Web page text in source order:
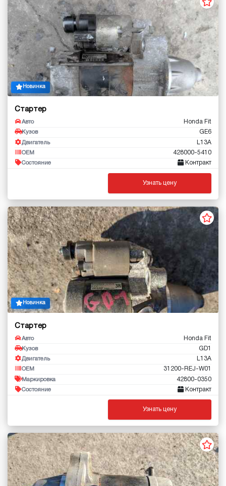
Новинка
Стартер
Авто Honda Fit
Кузов GE6
Двигатель L13A
OEM 428000-5410
Состояние Контракт
Узнать цену
Новинка
Стартер
Авто Honda Fit
Кузов GD1
Двигатель L13A
OEM 31200-REJ-W01
Маркировка 42800-0350
Состояние Контракт
Узнать цену